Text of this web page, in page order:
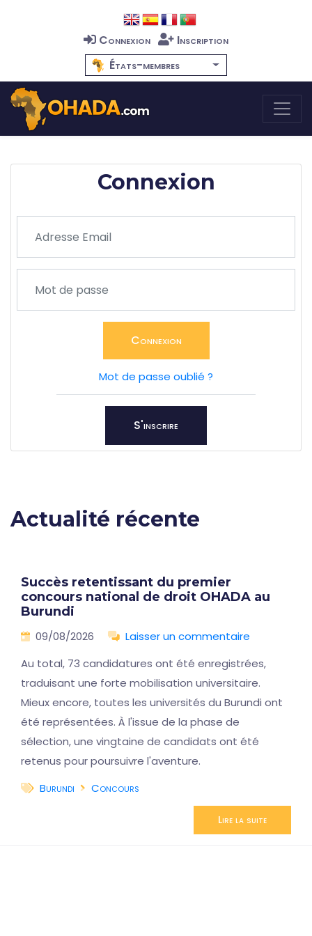
Connexion
Inscription
États-membres
Connexion
Connexion
Mot de passe oublié ?
S'inscrire
Actualité récente
Succès retentissant du premier
concours national de droit OHADA au
Burundi
09/08/2026
Laisser un commentaire
Au total, 73 candidatures ont été enregistrées,
traduisant une forte mobilisation universitaire.
Mieux encore, toutes les universités du Burundi ont
été représentées. À l'issue de la phase de
sélection, une vingtaine de candidats ont été
retenus pour poursuivre l'aventure.
Burundi
Concours
Lire la suite